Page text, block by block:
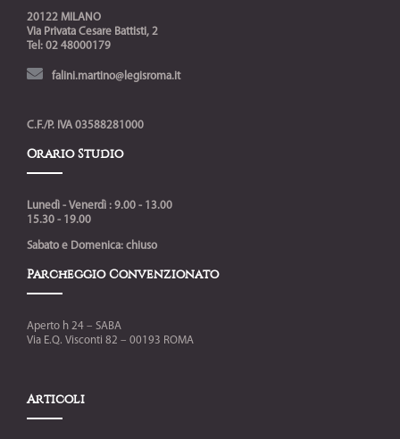
20122 MILANO
Via Privata Cesare Battisti, 2
Tel: 02 48000179
falini.martino@legisroma.it
C.F./P. IVA 03588281000
Orario Studio
Lunedì - Venerdì : 9.00 - 13.00
15.30 - 19.00
Sabato e Domenica: chiuso
Parcheggio Convenzionato
Aperto h 24 – SABA
Via E.Q. Visconti 82 – 00193 ROMA
Articoli